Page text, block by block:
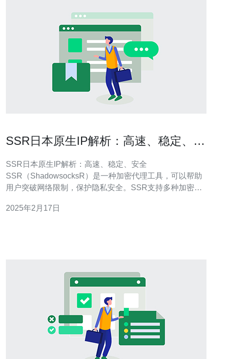
SSR日本原生IP解析：高速、稳定、安
SSR日本原生IP解析：高速、稳定、安全
SSR（ShadowsocksR）是一种加密代理工具，可以帮助
用户突破网络限制，保护隐私安全。SSR支持多种加密方
2025年2月17日